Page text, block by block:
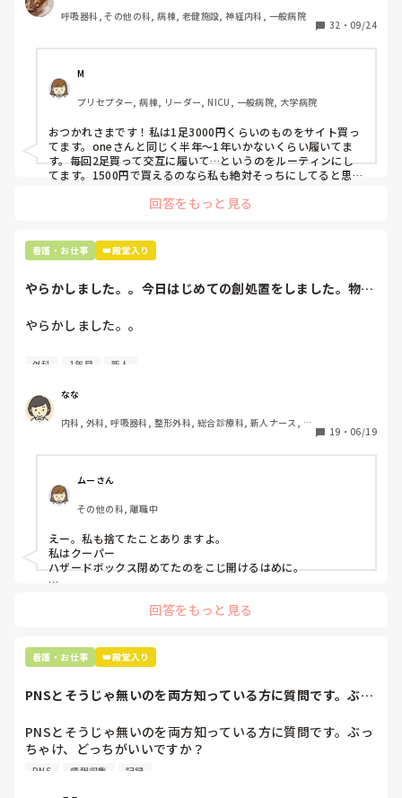
わたしの職場の指定は「白のスニーカー」。
すぐに汚くなるので1,500円は絶対に超えたくない思いがあ
半年〜1年未満で交換しています。
職場の人が「ナースシューズに3000円以上は出せない」っ
て言ってて、わたしの倍額は出せるのか！とびっくりしたの
で、世の皆さんはどうなのかなと…🤔
呼吸器科, その他の科, 病棟, 老健施設, 神経内科, 一般病院
32 ・ 09/24
M
プリセプター, 病棟, リーダー, NICU, 一般病院, 大学病院
おつかれさまです！私は1足3000円くらいのものをサイト買っ
てます。oneさんと同じく半年〜1年いかないくらい履いてま
す。毎回2足買って交互に履いて…というのをルーティンにし
てます。1500円で買えるのなら私も絶対そっちにしてると思う
回答をもっと見る
看護・お仕事 👑殿堂入り
やらかしました。。今日はじめての創処置をしました。物品
やらかしました。。
今日はじめての創処置をしました。
ゴミと一緒に、ノリで鑷子達を捨てました。。
患者に使用した物品は使い捨て、という認識が頭の中にあっ
て…。
プリセプターに
「普通鑷子捨てる！？明らかに使い捨てて良いような安物じ
ゃないよね？」
「そんなミスした新人、あなたが初めてだよ」
と言われました。。
たしかに、よくよく考えてみれば
手術室で使った物品も全部滅菌して使いまわすし、
なんで頭回らなかったんだろう😭
市長さんは、
患者さんに迷惑かけたわけじゃないから大丈夫、
自分が情けなくて情けなくて😭
こんなバカな私をせめて笑い飛ばしてください笑
外科 1年目 新人
なな
内科, 外科, 呼吸器科, 整形外科, 総合診療科, 新人ナース, 脳
19 ・ 06/19
ムーさん
その他の科, 離職中
えー。私も捨てたことありますよ。
私はクーパー
ハザードボックス閉めてたのをこじ開けるはめに。
に出しちゃったり。(これは問題か💦)
回答をもっと見る
看護・お仕事 👑殿堂入り
PNSとそうじゃ無いのを両方知っている方に質問です。ぶっ
PNSとそうじゃ無いのを両方知っている方に質問です。ぶっ
ちゃけ、どっちがいいですか？
PNS 情報収集 記録